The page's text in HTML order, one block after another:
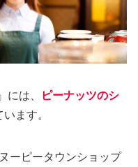
には、
ピーナッツのシ
ます。
ーピータウンショップ